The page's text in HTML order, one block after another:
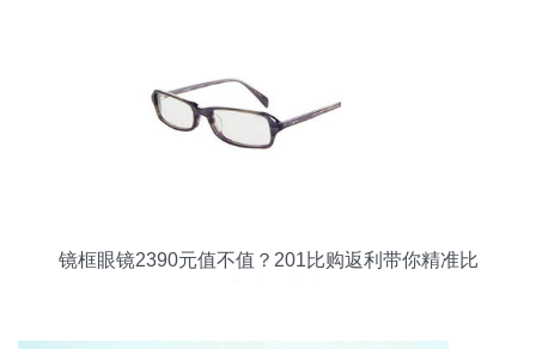
镜框眼镜2390元值不值？201比购返利带你精准比